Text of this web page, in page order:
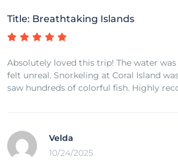
Title: Breathtaking Islands
Absolutely loved this trip! The water
felt unreal. Snorkeling at Coral Island
saw hundreds of colorful fish. Highly
Velda
10/24/2025